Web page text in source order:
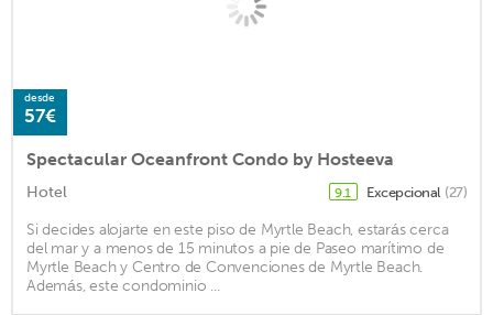
desde
57€
Spectacular Oceanfront Condo by Hosteeva
Hotel 9.1 Excepcional (27)
Si decides alojarte en este piso de Myrtle Beach, estarás cerca
del mar y a menos de 15 minutos a pie de Paseo marítimo de
Myrtle Beach y Centro de Convenciones de Myrtle Beach.
Además, este condominio ...